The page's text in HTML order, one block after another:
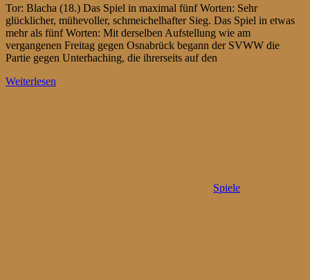
Tor: Blacha (18.) Das Spiel in maximal fünf Worten: Sehr
glücklicher, mühevoller, schmeichelhafter Sieg. Das Spiel in etwas
mehr als fünf Worten: Mit derselben Aufstellung wie am
vergangenen Freitag gegen Osnabrück begann der SVWW die
Partie gegen Unterhaching, die ihrerseits auf den
Weiterlesen
Spiele